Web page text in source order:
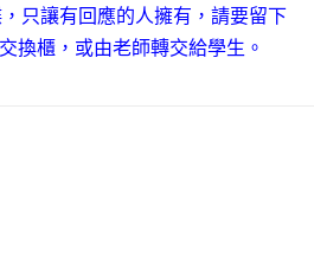
只讓有回應的人擁有，請要留下
換櫃，或由老師轉交給學生。